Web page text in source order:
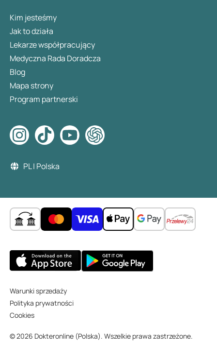
Kim jesteśmy
Jak to działa
Lekarze współpracujący
Medyczna Rada Doradcza
Blog
Mapa strony
Program partnerski
PL | Polska
Warunki sprzedaży
Polityka prywatności
Cookies
© 2026 Dokteronline (Polska). Wszelkie prawa zastrzeżone.